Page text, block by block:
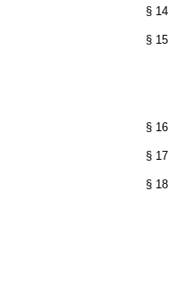
§ 14
§ 15
§ 16
§ 17
§ 18